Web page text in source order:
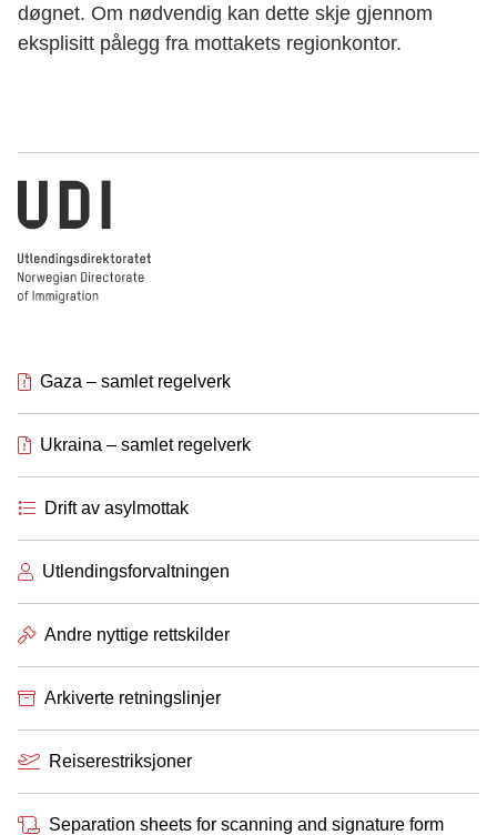
døgnet. Om nødvendig kan dette skje gjennom
eksplisitt pålegg fra mottakets regionkontor.
Norwegian Directorate of Immigration
Gaza – samlet regelverk
Ukraina – samlet regelverk
Drift av asylmottak
Utlendingsforvaltningen
Andre nyttige rettskilder
Arkiverte retningslinjer
Reiserestriksjoner
Separation sheets for scanning and signature form